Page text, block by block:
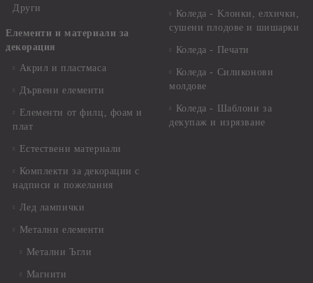
Други
Елементи и материали за
декорация
Акрил и пластмаса
Дървени елементи
Елементи от филц, фоам и
плат
Естествени материали
Комплекти за декорации с
надписи и пожелания
Лед лампички
Метални елементи
Метални Ъгли
Магнити
Коледа - Kлонки, елхички,
сушени плодове и шишарки
Коледа - Печати
Коледа - Силиконови
молдове
Коледа - Шаблони за
декупаж и изрязване